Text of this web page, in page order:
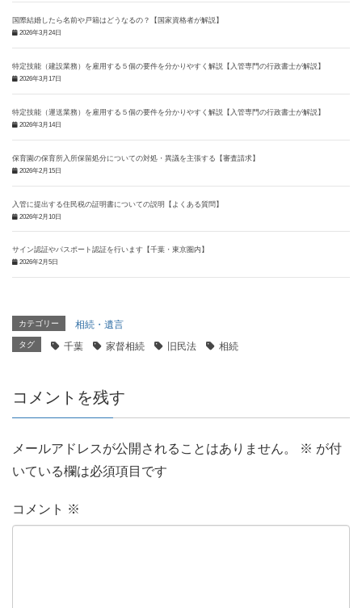
国際結婚したら名前や戸籍はどうなるの？【国家資格者が解説】
2026年3月24日
特定技能（建設業務）を雇用する５個の要件を分かりやすく解説【入管専門の行政書士が解説】
2026年3月17日
特定技能（運送業務）を雇用する５個の要件を分かりやすく解説【入管専門の行政書士が解説】
2026年3月14日
保育園の保育所入所保留処分についての対処・異議を主張する【審査請求】
2026年2月15日
入管に提出する住民税の証明書についての説明【よくある質問】
2026年2月10日
サイン認証やパスポート認証を行います【千葉・東京圏内】
2026年2月5日
カテゴリー 相続・遺言
タグ 千葉 家督相続 旧民法 相続
コメントを残す
メールアドレスが公開されることはありません。 ※ が付
いている欄は必須項目です
コメント ※